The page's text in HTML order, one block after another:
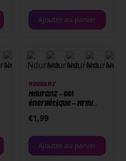
Ajouter au panier
NDURANZ
Nduranz - Gel
énergétique – Nrgy
Caféine - Café
ou Unité
€1,99
Ajouter au panier